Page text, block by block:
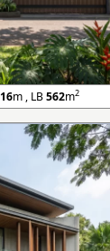
16m , LB562m2